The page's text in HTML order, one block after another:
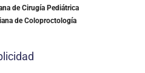
de Cirugía Pediátrica
de Coloproctología